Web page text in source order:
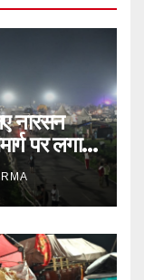
नारसन
पर लगाई